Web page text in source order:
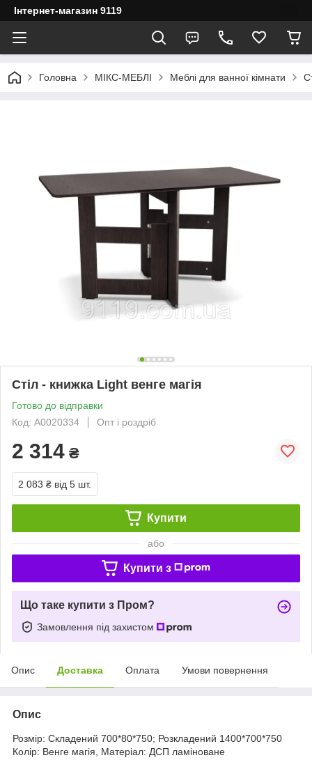
Інтернет-магазин 9119
Головна МІКС-МЕБЛІ Меблі для ванної кімнати
Стіл - книжка Light венге магія
Готово до відправки
Код: А0020334
Опт і роздріб
2 314 ₴
2 083 ₴ від 5 шт.
Купити
або
Купити з
Що таке купити з Пром?
Замовлення під захистом
Опис Доставка Оплата Умови повернення
Опис
Розмір: Складений 700*80*750; Розкладений 1400*700*750
Колір: Венге магія, Матеріал: ДСП ламіноване